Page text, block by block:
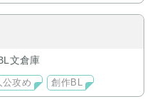
文倉庫
公攻め 創作BL